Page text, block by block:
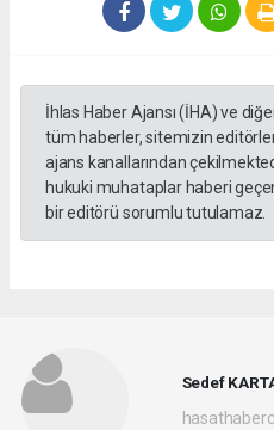
İhlas Haber Ajansı (İHA) ve
tüm haberler, sitemizin
ajans kanallarından
hukuki muhataplar haberi
bir editörü sorumlu tutulamaz.
Sedef